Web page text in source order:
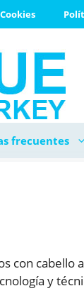
frecuentes
con
y